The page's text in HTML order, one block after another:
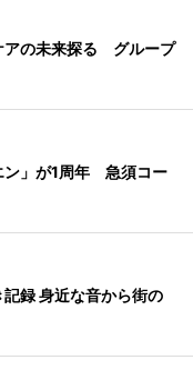
アの未来探る グループ
ン」が1周年 急須コー
録 身近な音から街の